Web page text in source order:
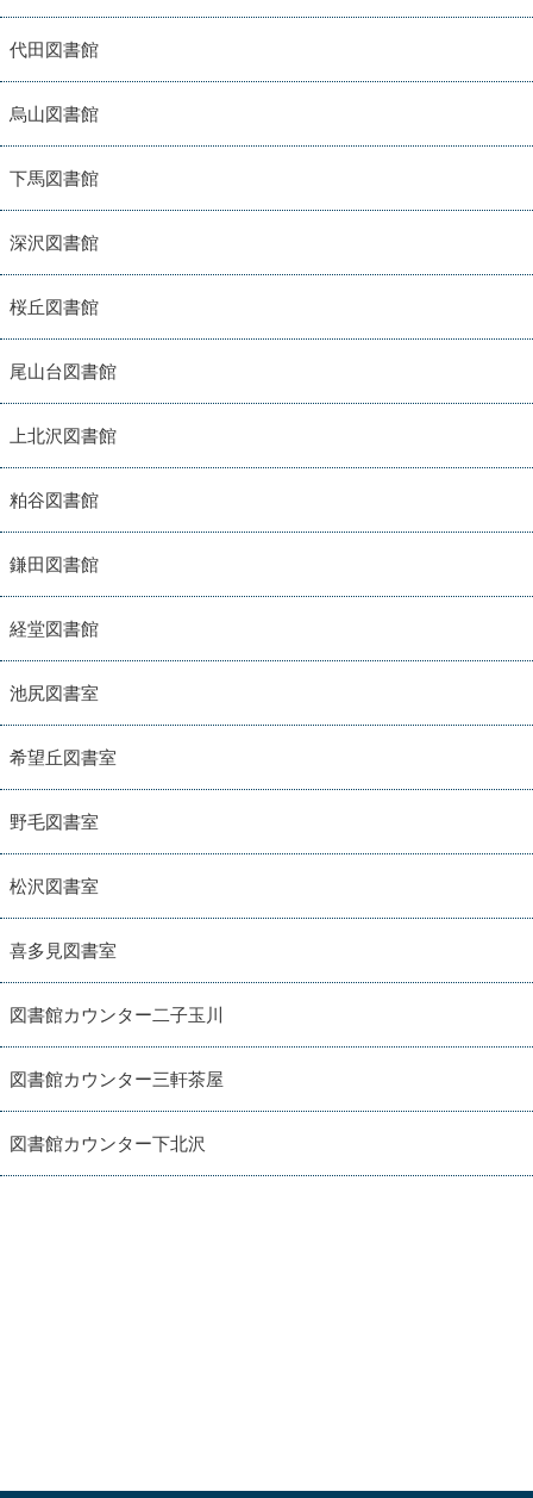
代田図書館
烏山図書館
下馬図書館
深沢図書館
桜丘図書館
尾山台図書館
上北沢図書館
粕谷図書館
鎌田図書館
経堂図書館
池尻図書室
希望丘図書室
野毛図書室
松沢図書室
喜多見図書室
図書館カウンター二子玉川
図書館カウンター三軒茶屋
図書館カウンター下北沢